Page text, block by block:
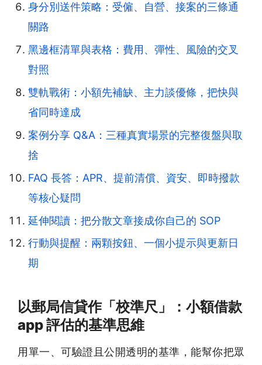
身分別送件策略：受僱、自營、接案的三條通
關路
黑邊框清單與表格：費用、彈性、風險的交叉
對照
雙軌戰術：小額先補缺、主力談優條，把快與
省同時達成
案例分享 Q&A：三種真實場景的完整復盤與取
捨
FAQ 長答：APR、提前清償、資安、即時撥款
等核心疑問
延伸閱讀：把分散文章接成你自己的 SOP
行動與提醒：兩顆按鈕、一個小提示與更新日
期
以郵局信貸作「校準尺」：小額借款
app 評估的基準思維
用單一、可驗證且公開透明的基準，能幫你把眾